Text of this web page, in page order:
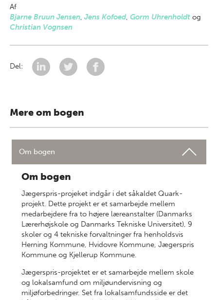
Af
Bjarne Bruun Jensen, Jens Kofoed, Gorm Uhrenholdt og
Christian Vognsen
Del:
Mere om bogen
Om bogen
Om bogen
Jægerspris-projeket indgår i det såkaldet Quark-
projekt. Dette projekt er et samarbejde mellem
medarbejdere fra to højere læreanstalter (Danmarks
Lærerhøjskole og Danmarks Tekniske Universitet), 9
skoler og 4 tekniske forvaltninger fra henholdsvis
Herning Kommune, Hvidovre Kommune, Jægerspris
Kommune og Kjellerup Kommune.
Jægerspris-projektet er et samarbejde mellem skole
og lokalsamfund om miljøundervisning og
miljøforbedringer. Set fra lokalsamfundsside er det